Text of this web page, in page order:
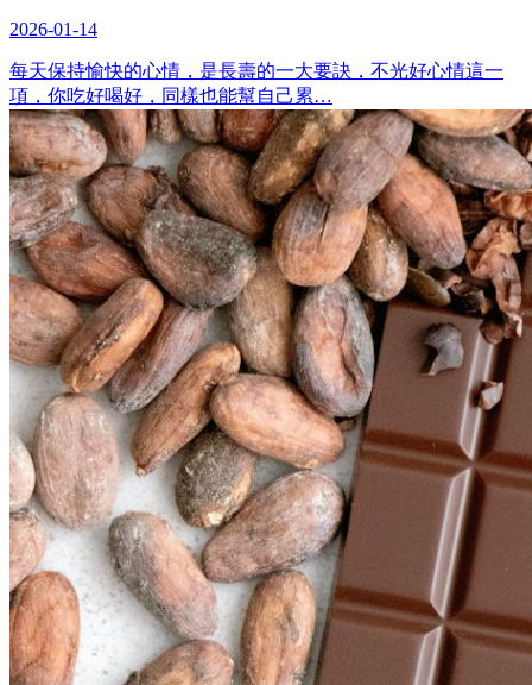
2026-01-14
每天保持愉快的心情，是長壽的一大要訣，不光好心情這一
項，你吃好喝好，同樣也能幫自己累…